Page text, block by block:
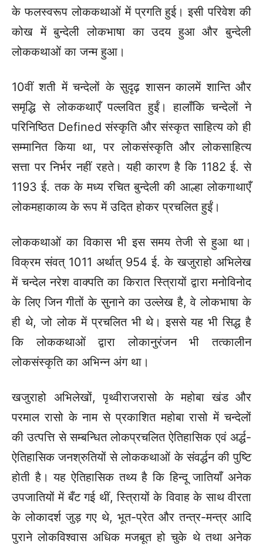
के फलस्वरूप लोककथाओं में प्रगति हुई। इसी परिवेश की
कोख में बुन्देली लोकभाषा का उदय हुआ और बुन्देली
लोककथाओं का जन्म हुआ।
10वीं शती में चन्देलों के सुदृढ़ शासन कालमें शान्ति और
समृद्धि से लोककथाएँ पल्लवित हुईं। हालाँकि चन्देलों ने
परिनिष्ठित Defined संस्कृति और संस्कृत साहित्य को ही
सम्मानित किया था, पर लोकसंस्कृति और लोकसाहित्य
सत्ता पर निर्भर नहीं रहते। यही कारण है कि 1182 ई. से
1193 ई. तक के मध्य रचित बुन्देली की आल्हा लोकगाथाएँ
लोकमहाकाव्य के रूप में उदित होकर प्रचलित हुईं।
लोककथाओं का विकास भी इस समय तेजी से हुआ था।
विक्रम संवत् 1011 अर्थात् 954 ई. के खजुराहो अभिलेख
में चन्देल नरेश वाक्पति का किरात स्त्रिायों द्वारा मनोविनोद
के लिए जिन गीतों के सुनाने का उल्लेख है, वे लोकभाषा के
ही थे, जो लोक में प्रचलित भी थे। इससे यह भी सिद्ध है
कि लोककथाओं द्वारा लोकानुरंजन भी तत्कालीन
लोकसंस्कृति का अभिन्न अंग था।
खजुराहो अभिलेखों, पृथ्वीराजरासो के महोबा खंड और
परमाल रासो के नाम से प्रकाशित महोबा रासो में चन्देलों
की उत्पत्ति से सम्बन्धित लोकप्रचलित ऐतिहासिक एवं अर्द्ध-
ऐतिहासिक जनश्रुतियों से लोककथाओं के संवर्द्धन की पुष्टि
होती है। यह ऐतिहासिक तथ्य है कि हिन्दू जातियाँ अनेक
उपजातियों में बँट गई थीं, स्त्रिायों के विवाह के साथ वीरता
के लोकादर्श जुड़ गए थे, भूत-प्रेत और तन्त्र-मन्त्र आदि
पुराने लोकविश्वास अधिक मजबूत हो चुके थे तथा अनेक